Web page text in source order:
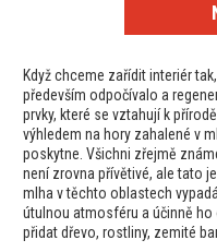
Když chceme zařídit interiér
především odpočívalo a
prvky, které se vztahují k
výhledem na hory zahalené v
poskytne. Všichni zřejmě
není zrovna přívětivé, ale tato
mlha v těchto oblastech
útulnou atmosféru a účinně
přidat dřevo, rostliny, zemité